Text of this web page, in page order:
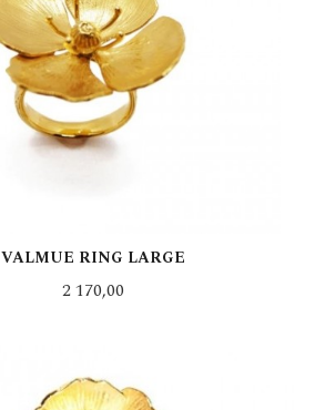
VALMUE RING LARGE
Pris
2 170,00